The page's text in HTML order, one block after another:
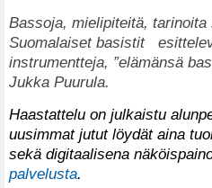
Bassoja, mielipiteitä, tarinoita
Suomalaiset basistit
instrumentteja, ”elämänsä
Jukka Puurula.
Haastattelu on julkaistu
uusimmat jutut löydät aina
sekä digitaalisena
palvelusta.